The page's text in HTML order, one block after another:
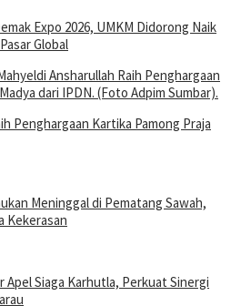
Expo 2026, UMKM Didorong Naik
Global
Penghargaan Kartika Pamong Praja
Meninggal di Pematang Sawah,
Kekerasan
Apel Siaga Karhutla, Perkuat Sinergi